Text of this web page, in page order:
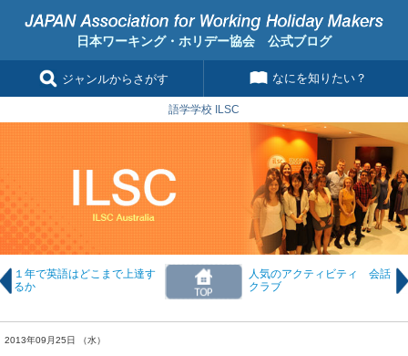
日本ワーキング・ホリデー協会 公式ブログ
ジャンルからさがす なにを知りたい？
語学学校 ILSC
１年で英語はどこまで上達す
るか
人気のアクティビティ 会話
クラブ
2013年09月25日 （水）